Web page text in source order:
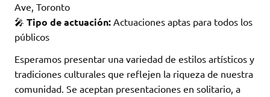
Ave, Toronto
🎤 Tipo de actuación: Actuaciones aptas para todos los
públicos
Esperamos presentar una variedad de estilos artísticos y
tradiciones culturales que reflejen la riqueza de nuestra
comunidad. Se aceptan presentaciones en solitario, a